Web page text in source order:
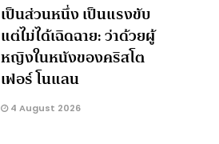
เป็นส่วนหนึ่ง เป็นแรงขับ
แต่ไม่ได้เฉิดฉาย: ว่าด้วยผู้
หญิงในหนังของคริสโต
เฟอร์ โนแลน
4 August 2026